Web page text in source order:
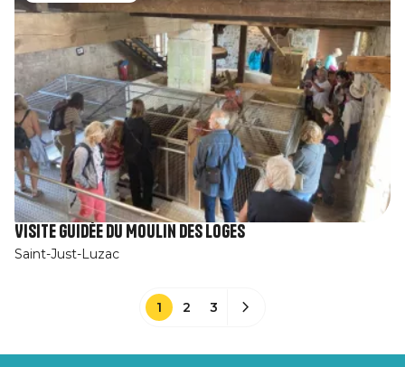
Visite guidée du Moulin des Loges
Saint-Just-Luzac
1 2 3